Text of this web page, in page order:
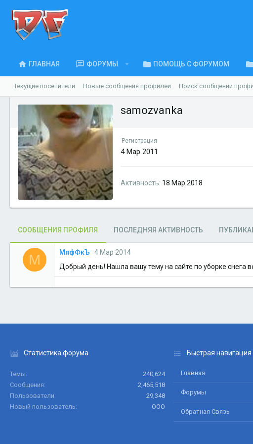
ГЛАВНАЯ ФОРУМЫ ПОМОЩЬ С ФОРУМОМ
Текущие посетители Новые сообщения профилей Поиск сообщений
samozvanka
Регистрация
4 Мар 2011
Активность 18 Мар 2018
СООБЩЕНИЯ ПРОФИЛЯ ПОСЛЕДНЯЯ АКТИВНОСТЬ
М МяфФкЪ
4 Мар 2014
Добрый день! Нашла вашу тему на сайте по уборке снега
Статистика форума
Темы
240,624
Сообщения
2,465,518
Пользователи
29,348
Новый пользователь
ООО
Быстрая навигация
Главная
Форумы
Обратная Связь